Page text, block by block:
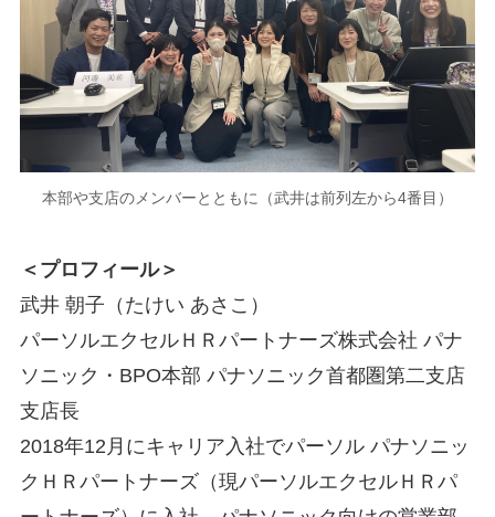
本部や支店のメンバーとともに（武井は前列左から4番目）
＜プロフィール＞
武井 朝子（たけい あさこ）
パーソルエクセルＨＲパートナーズ株式会社 パナ
ソニック・BPO本部 パナソニック首都圏第二支店
支店長
2018年12月にキャリア入社でパーソル パナソニッ
クＨＲパートナーズ（現パーソルエクセルＨＲパ